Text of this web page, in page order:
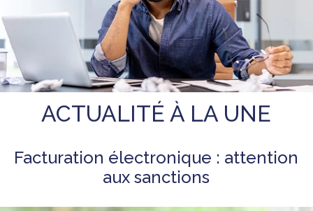
ACTUALITÉ À LA UNE
Facturation électronique : attention
aux sanctions